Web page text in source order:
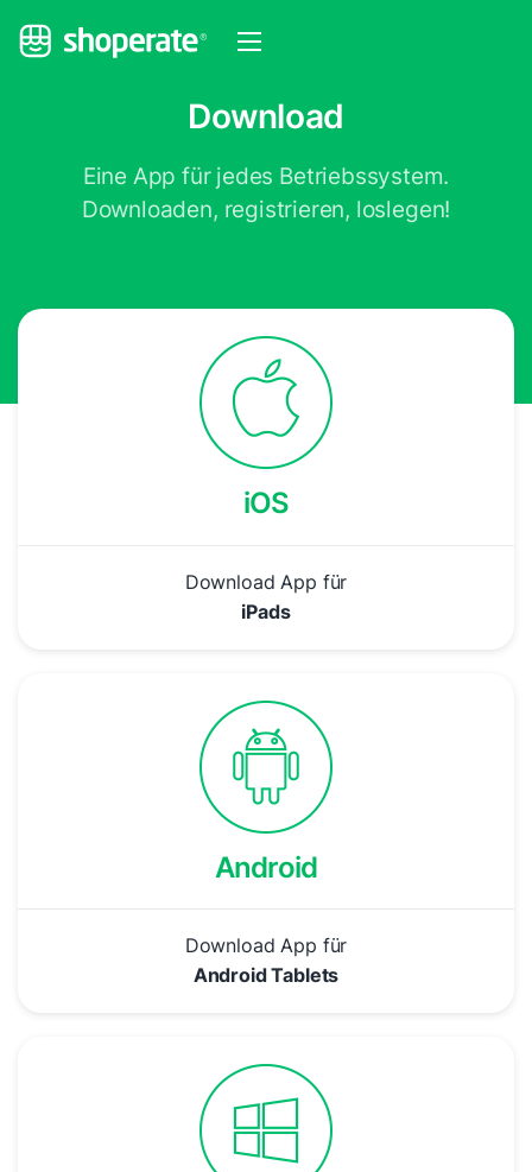
Download
Eine App für jedes Betriebssystem.
Downloaden, registrieren, loslegen!
iOS
Download App für
iPads
Android
Download App für
Android Tablets